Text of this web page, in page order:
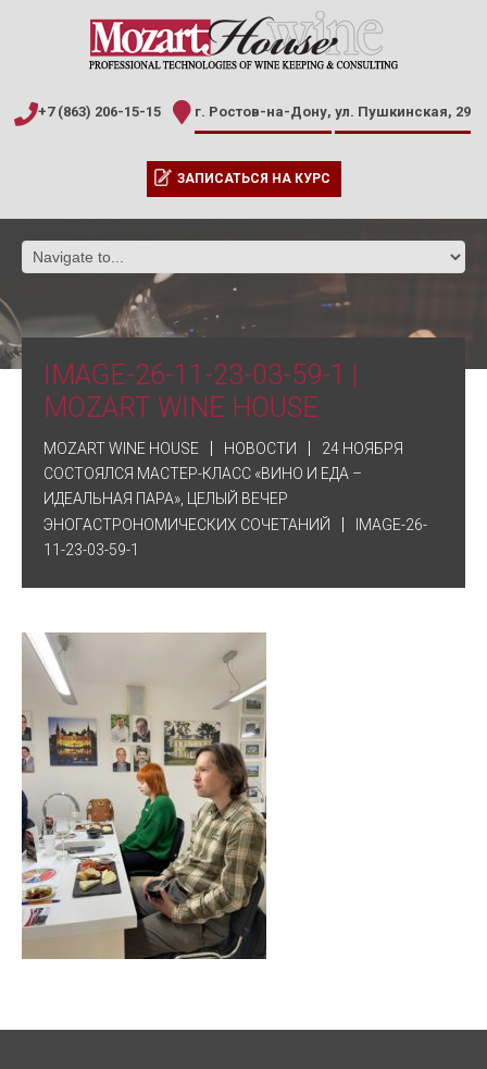
+7 (863) 206-15-15 г. Ростов-на-Дону, ул. Пушкинская, 29
ЗАПИСАТЬСЯ НА КУРС
IMAGE-26-11-23-03-59-1 |
MOZART WINE HOUSE
MOZART WINE HOUSE НОВОСТИ
24 НОЯБРЯ
СОСТОЯЛСЯ МАСТЕР-КЛАСС «ВИНО И ЕДА –
ИДЕАЛЬНАЯ ПАРА», ЦЕЛЫЙ ВЕЧЕР
ЭНОГАСТРОНОМИЧЕСКИХ СОЧЕТАНИЙ
IMAGE-26-
11-23-03-59-1